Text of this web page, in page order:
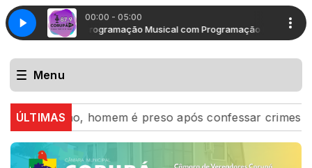
00:00 - 05:00
MusicalProgramação Musical com Programação Musical
Menu
ÚLTIMAShomem é preso após confessar crimes e